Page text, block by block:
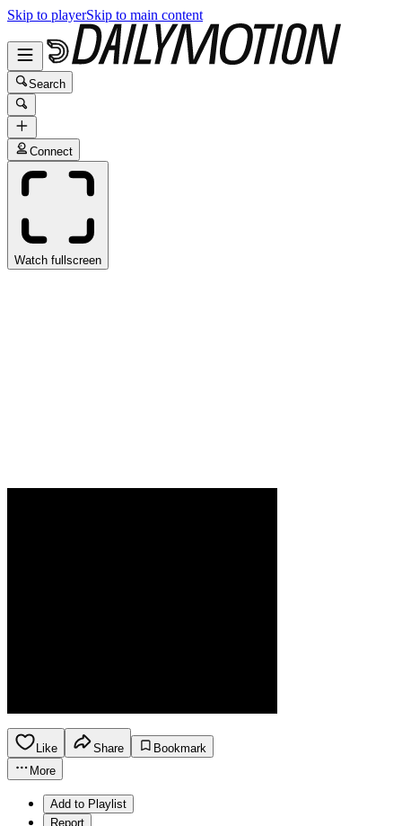
Skip to playerSkip to main content
Search
Connect
Watch fullscreen
Like Share
Bookmark
More
Add to Playlist
Report